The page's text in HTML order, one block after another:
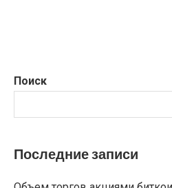
Поиск
Последние записи